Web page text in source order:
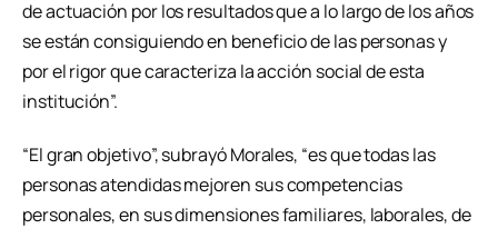
de actuación por los resultados que a lo largo de los años
se están consiguiendo en beneficio de las personas y
por el rigor que caracteriza la acción social de esta
institución”.
“El gran objetivo”, subrayó Morales, “es que todas las
personas atendidas mejoren sus competencias
personales, en sus dimensiones familiares, laborales, de